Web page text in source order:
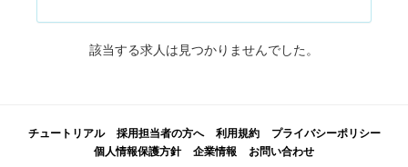
該当する求人は見つかりませんでした。
チュートリアル 採用担当者の方へ 利用規約
プライバシーポリシー
個人情報保護方針
企業情報 お問い合わせ